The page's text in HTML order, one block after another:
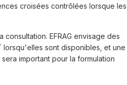
croisées contrôlées lorsque les
EFRAG envisage des
sont disponibles, et une
important pour la formulation